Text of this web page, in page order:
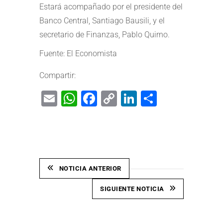
Estará acompañado por el presidente del
Banco Central, Santiago Bausili, y el
secretario de Finanzas, Pablo Quirno.
Fuente: El Economista
Compartir:
EmailWhatsApp
Facebook
CopyLinkedIn
NOTICIA ANTERIOR
SIGUIENTE NOTICIA